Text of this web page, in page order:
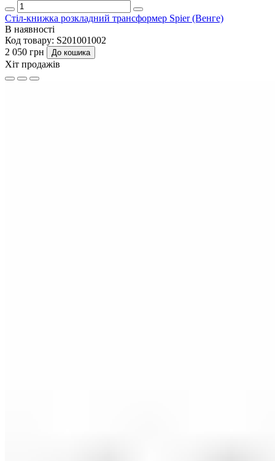
Стіл-книжка розкладний трансформер Spier (Венге)
В наявності
Код товару: S201001002
2 050 грн
До кошика
Хіт продажів